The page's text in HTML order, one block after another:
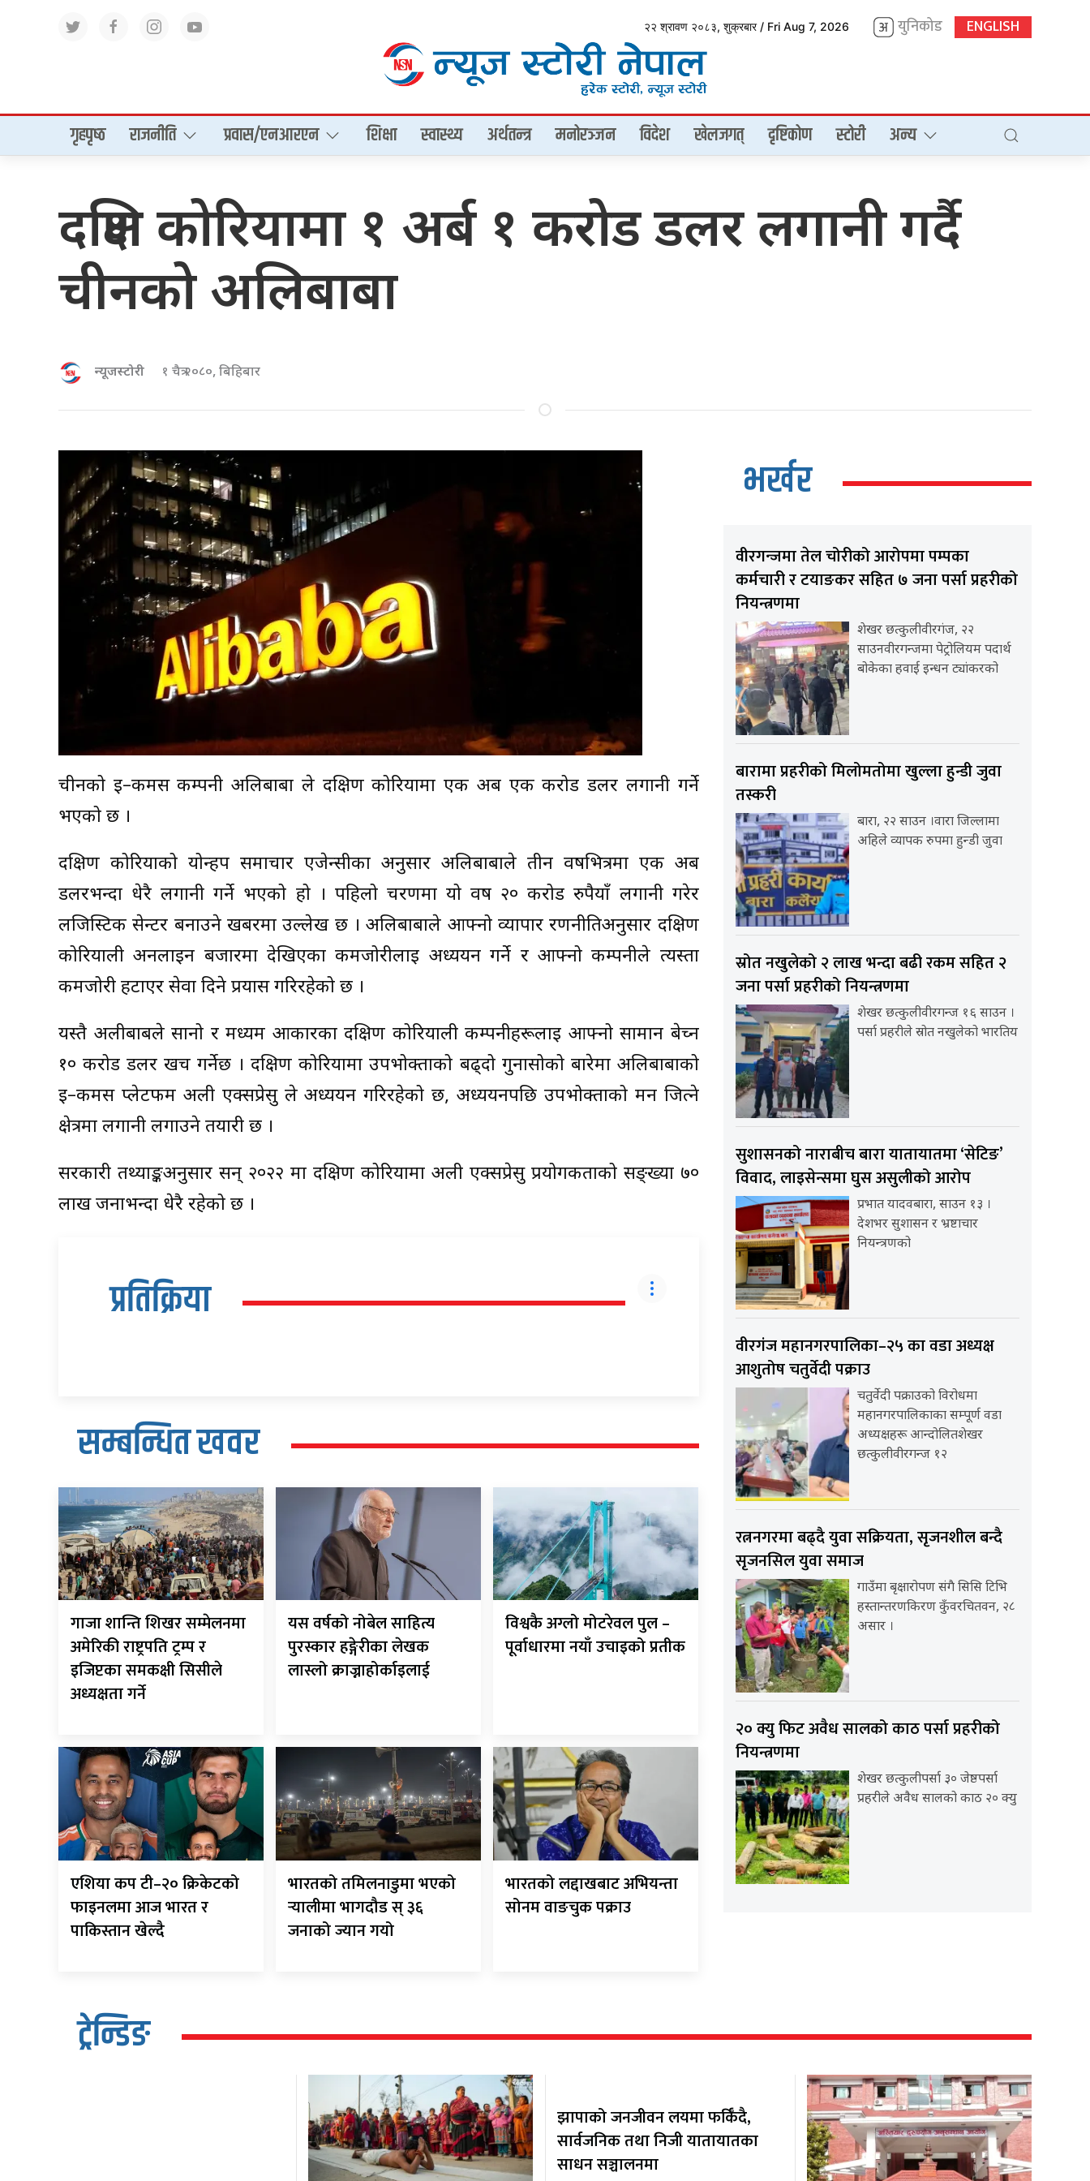
२२ श्रावण २०८३, शुक्रबार / Fri Aug 7, 2026 युनिकोड ENGLISH
गृहपृष्‍ठ राजनीति प्रवास/एनआरएन शिक्षा स्वास्थ्य अर्थतन्त्र मनोरञ्जन विदेश खेलजगत् दृष्टिकोण स्टोरी अन्य
दक्षिण कोरियामा १ अर्ब १ करोड डलर लगानी गर्दै
चीनको अलिबाबा
न्यूजस्टोरी १ चैत्र २०८०, बिहिबार
चीनको ई–कमर्स कम्पनी अलिबाबा ले दक्षिण कोरियामा एक अर्ब एक करोड डलर लगानी गर्ने
भएको छ ।
दक्षिण कोरियाको योन्हप समाचार एजेन्सीका अनुसार अलिबाबाले तीन वर्षभित्रमा एक अर्ब
डलरभन्दा धेरै लगानी गर्ने भएको हो । पहिलो चरणमा यो वर्ष २० करोड रुपैयाँ लगानी गरेर
लजिस्टिक सेन्टर बनाउने खबरमा उल्लेख छ । अलिबाबाले आफ्नो व्यापार रणनीतिअनुसार दक्षिण
कोरियाली अनलाइन बजारमा देखिएका कमजोरीलाई अध्ययन गर्ने र आफ्नो कम्पनीले त्यस्ता
कमजोरी हटाएर सेवा दिने प्रयास गरिरहेको छ ।
यस्तै अलीबाबले सानो र मध्यम आकारका दक्षिण कोरियाली कम्पनीहरूलाई आफ्नो सामान बेच्न
१० करोड डलर खर्च गर्नेछ । दक्षिण कोरियामा उपभोक्ताको बढ्दो गुनासोको बारेमा अलिबाबाको
ई–कमर्स प्लेटफर्म अली एक्सप्रेसु ले अध्ययन गरिरहेको छ, अध्ययनपछि उपभोक्ताको मन जित्ने
क्षेत्रमा लगानी लगाउने तयारी छ ।
सरकारी तथ्याङ्कअनुसार सन् २०२२ मा दक्षिण कोरियामा अली एक्सप्रेसु प्रयोगकर्ताको सङ्ख्या ७०
लाख जनाभन्दा धेरै रहेको छ ।
प्रतिक्रिया
सम्बन्धित खवर
गाजा शान्ति शिखर सम्मेलनमा
अमेरिकी राष्ट्रपति ट्रम्प र
इजिप्टका समकक्षी सिसीले
अध्यक्षता गर्ने
यस वर्षको नोबेल साहित्य
पुरस्कार हङ्गेरीका लेखक
लास्लो क्राज्नाहोर्काइलाई
विश्वकै अग्लो मोटरेवल पुल –
पूर्वाधारमा नयाँ उचाइको प्रतीक
एशिया कप टी–२० क्रिकेटको
फाइनलमा आज भारत र
पाकिस्तान खेल्दै
भारतको तमिलनाडुमा भएको
र्‍यालीमा भागदौड स् ३६
जनाको ज्यान गयो
भारतको लद्दाखबाट अभियन्ता
सोनम वाङचुक पक्राउ
भर्खर
वीरगन्जमा तेल चोरीको आरोपमा पम्पका
कर्मचारी र टयाङकर सहित ७ जना पर्सा प्रहरीको
नियन्त्रणमा
शेखर छत्कुलीवीरगंज, २२
साउनवीरगन्जमा पेट्रोलियम पदार्थ
बोकेका हवाई इन्धन ट्यांकरको
बारामा प्रहरीको मिलोमतोमा खुल्ला हुन्डी जुवा
तस्करी
बारा, २२ साउन ।वारा जिल्लामा
अहिले व्यापक रुपमा हुन्डी जुवा
स्रोत नखुलेको २ लाख भन्दा बढी रकम सहित २
जना पर्सा प्रहरीको नियन्त्रणमा
शेखर छत्कुलीवीरगन्ज १६ साउन ।
पर्सा प्रहरीले स्रोत नखुलेको भारतिय
सुशासनको नाराबीच बारा यातायातमा ‘सेटिङ’
विवाद, लाइसेन्समा घुस असुलीको आरोप
प्रभात यादवबारा, साउन १३ ।
देशभर सुशासन र भ्रष्टाचार
नियन्त्रणको
वीरगंज महानगरपालिका–२५ का वडा अध्यक्ष
आशुतोष चतुर्वेदी पक्राउ
चतुर्वेदी पक्राउको विरोधमा
महानगरपालिकाका सम्पूर्ण वडा
अध्यक्षहरू आन्दोलितशेखर
छत्कुलीवीरगन्ज १२
रत्ननगरमा बढ्दै युवा सक्रियता, सृजनशील बन्दै
सृजनसिल युवा समाज
गाउँमा बृक्षारोपण संगै सिसि टिभि
हस्तान्तरणकिरण कुँवरचितवन, २८
असार ।
२० क्यु फिट अवैध सालको काठ पर्सा प्रहरीको
नियन्त्रणमा
शेखर छत्कुलीपर्सा ३० जेष्ठपर्सा
प्रहरीले अवैध सालको काठ २० क्यु
ट्रेन्डिङ
झापाको जनजीवन लयमा फर्किँदै,
सार्वजनिक तथा निजी यातायातका
साधन सञ्चालनमा